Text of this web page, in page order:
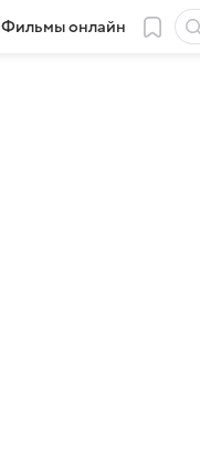
Фильмы онлайн